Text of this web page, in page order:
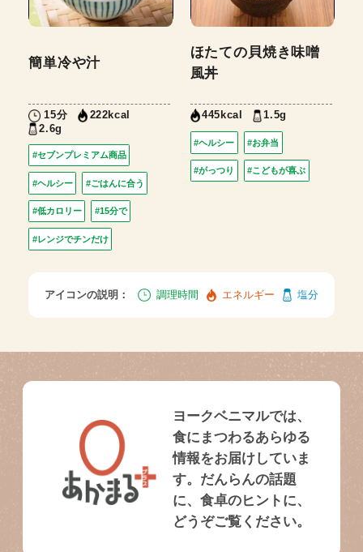
簡単冷や汁
15分
222kcal
2.6g
#セブンプレミアム商品
#ヘルシー #ごはんに合う
#低カロリー #15分で
#レンジでチンだけ
ほたての貝焼き味噌
風丼
445kcal 1.5g
#ヘルシー #お弁当
#がっつり #こどもが喜ぶ
アイコンの説明： 調理時間 エネルギー 塩分
ヨークベニマルでは、
食にまつわるあらゆる
情報をお届けしていま
す。だんらんの話題
に、食卓のヒントに、
どうぞご覧ください。